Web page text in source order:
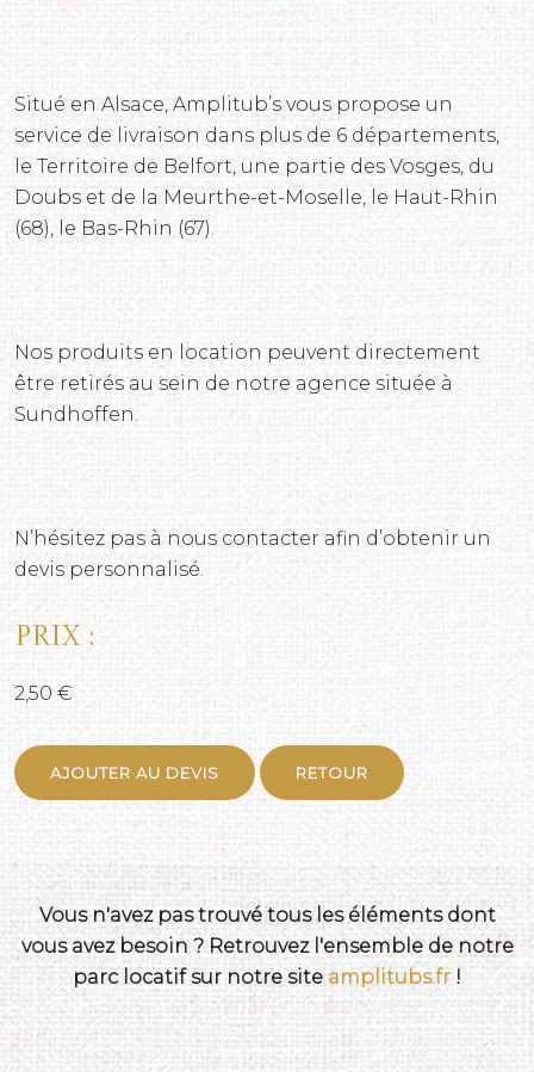
Situé en Alsace, Amplitub’s vous propose un
service de livraison dans plus de 6 départements,
le Territoire de Belfort, une partie des Vosges, du
Doubs et de la Meurthe-et-Moselle, le Haut-Rhin
(68), le Bas-Rhin (67).
Nos produits en location peuvent directement
être retirés au sein de notre agence située à
Sundhoffen.
N’hésitez pas à nous contacter afin d’obtenir un
devis personnalisé.
Prix :
2,50 €
AJOUTER AU DEVIS RETOUR
Vous n'avez pas trouvé tous les éléments dont
vous avez besoin ? Retrouvez l'ensemble de notre
parc locatif sur notre site amplitubs.fr !